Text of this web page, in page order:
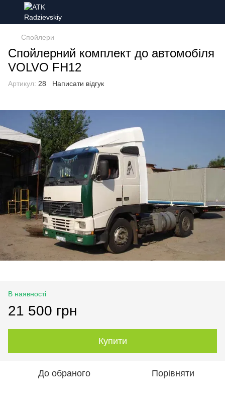
Спойлери
Спойлерний комплект до автомобіля
VOLVO FH12
Артикул: 28 Написати відгук
В наявності
21 500 грн
Купити
До обраного Порівняти